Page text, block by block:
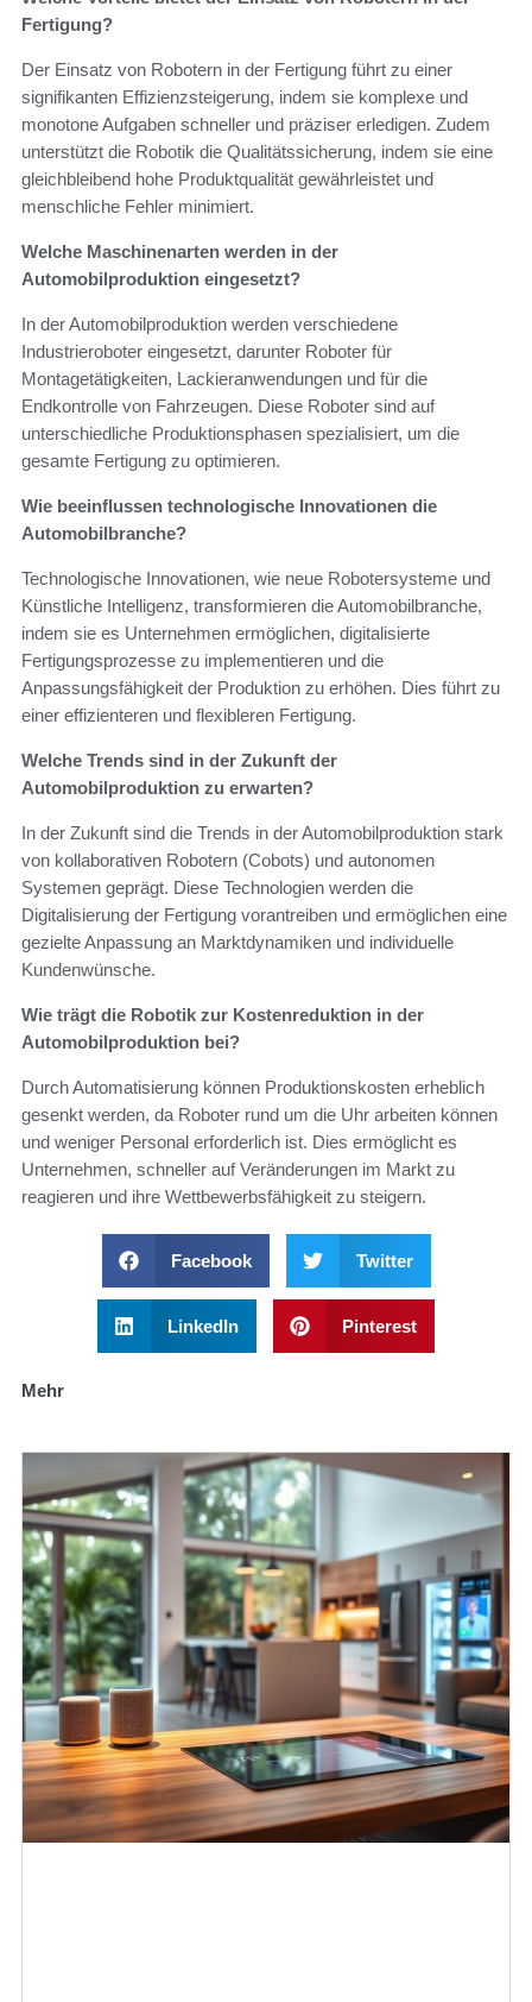
Fertigung?
Der Einsatz von Robotern in der Fertigung führt zu einer
signifikanten Effizienzsteigerung, indem sie komplexe und
monotone Aufgaben schneller und präziser erledigen. Zudem
unterstützt die Robotik die Qualitätssicherung, indem sie eine
gleichbleibend hohe Produktqualität gewährleistet und
menschliche Fehler minimiert.
Welche Maschinenarten werden in der
Automobilproduktion eingesetzt?
In der Automobilproduktion werden verschiedene
Industrieroboter eingesetzt, darunter Roboter für
Montagetätigkeiten, Lackieranwendungen und für die
Endkontrolle von Fahrzeugen. Diese Roboter sind auf
unterschiedliche Produktionsphasen spezialisiert, um die
gesamte Fertigung zu optimieren.
Wie beeinflussen technologische Innovationen die
Automobilbranche?
Technologische Innovationen, wie neue Robotersysteme und
Künstliche Intelligenz, transformieren die Automobilbranche,
indem sie es Unternehmen ermöglichen, digitalisierte
Fertigungsprozesse zu implementieren und die
Anpassungsfähigkeit der Produktion zu erhöhen. Dies führt zu
einer effizienteren und flexibleren Fertigung.
Welche Trends sind in der Zukunft der
Automobilproduktion zu erwarten?
In der Zukunft sind die Trends in der Automobilproduktion stark
von kollaborativen Robotern (Cobots) und autonomen
Systemen geprägt. Diese Technologien werden die
Digitalisierung der Fertigung vorantreiben und ermöglichen eine
gezielte Anpassung an Marktdynamiken und individuelle
Kundenwünsche.
Wie trägt die Robotik zur Kostenreduktion in der
Automobilproduktion bei?
Durch Automatisierung können Produktionskosten erheblich
gesenkt werden, da Roboter rund um die Uhr arbeiten können
und weniger Personal erforderlich ist. Dies ermöglicht es
Unternehmen, schneller auf Veränderungen im Markt zu
reagieren und ihre Wettbewerbsfähigkeit zu steigern.
Facebook Twitter
LinkedIn Pinterest
Mehr